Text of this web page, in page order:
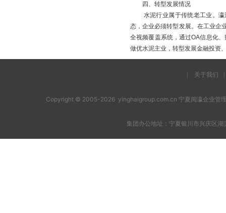
四、转型发展情况
水泥行业属于传统老工业。瀛
态，企业必须转型发展。在工业企
全视频覆盖系统，通过OA信息化
做优水泥主业，转型发展金融投资
关于我们
Copyright © 2005-2026 yinghaigroup.com.cn 宁夏阅瀛企业管
集团办公地址：宁夏银川市兴庆区